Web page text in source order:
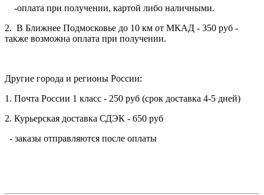
-оплата при получении, картой либо наличными.
2. В Ближнее Подмосковье до 10 км от МКАД - 350 руб -
также возможна оплата при получении.
Другие города и регионы России:
1. Почта России 1 класс - 250 руб (срок доставка 4-5 дней)
2. Курьерская доставка СДЭК - 650 руб
- заказы отправляются после оплаты